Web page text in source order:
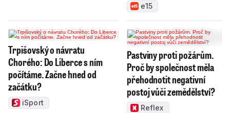
e15
Trpišovský o návratu
Chorého: Do Liberce s ním
počítáme. Začne hned od
začátku?
iSport
Pastviny proti požárům.
Proč by společnost měla
přehodnotit negativní
postoj vůči zemědělství?
Reflex